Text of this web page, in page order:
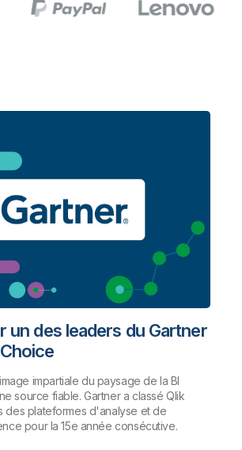
un des leaders du Gartner
impartiale du paysage de la BI
source fiable. Gartner a classé Qlik
des plateformes d'analyse et de
pour la 15e année consécutive.